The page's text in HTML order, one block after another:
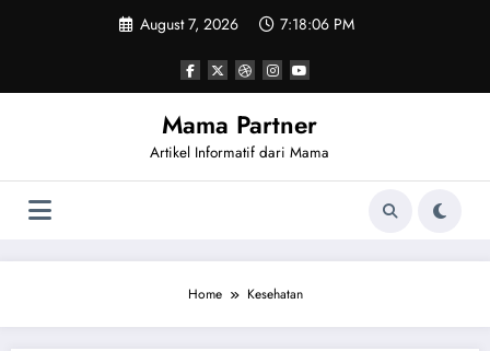
August 7, 2026 7:18:07 PM
Mama Partner
Artikel Informatif dari Mama
Home Kesehatan